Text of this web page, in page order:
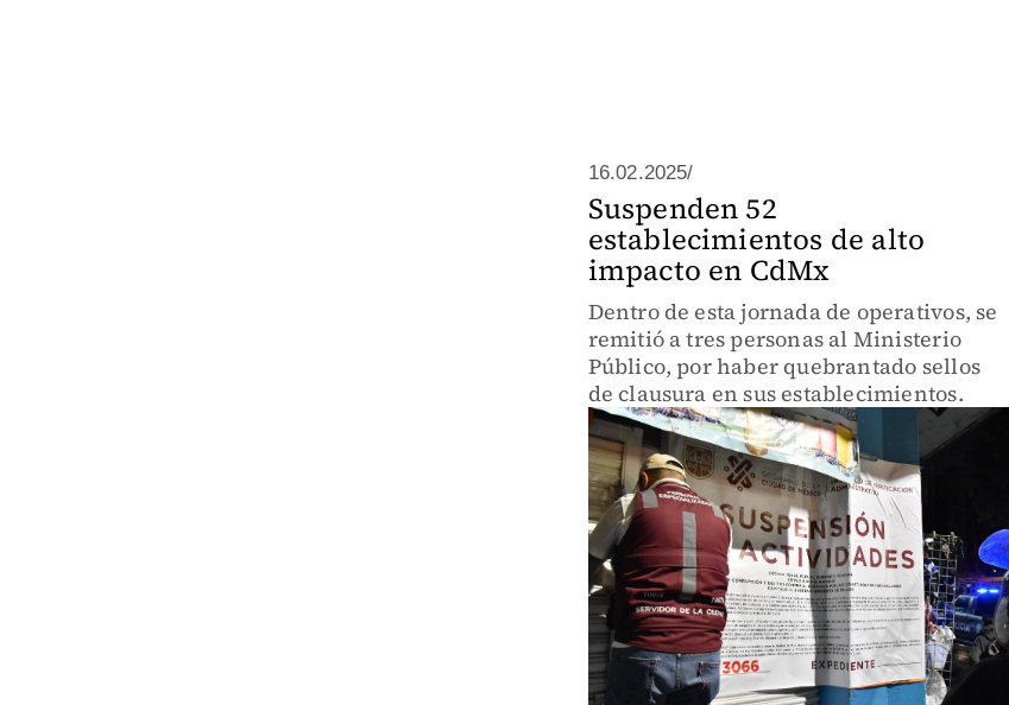
16.02.2025/
Suspenden 52
establecimientos de alto
impacto en CdMx
Dentro de esta jornada de operativos, se
remitió a tres personas al Ministerio
Público, por haber quebrantado sellos
de clausura en sus establecimientos.